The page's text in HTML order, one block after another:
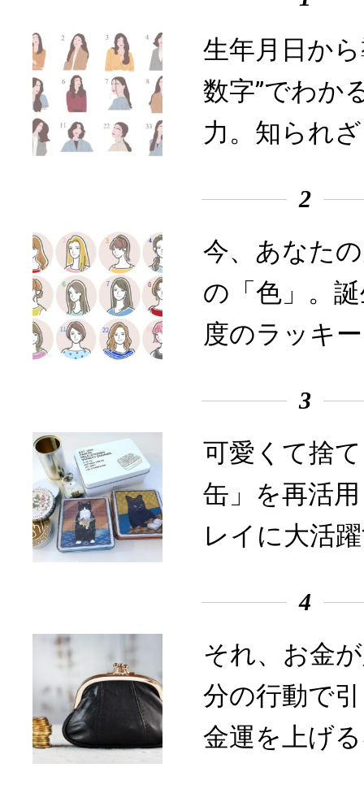
生年月日か
数字”でわか
力。知られ
2
今、あなた
の「色」。
度のラッキ
3
可愛くて捨
缶」を再活
レイに大活
4
それ、お金
分の行動で
金運を上げ